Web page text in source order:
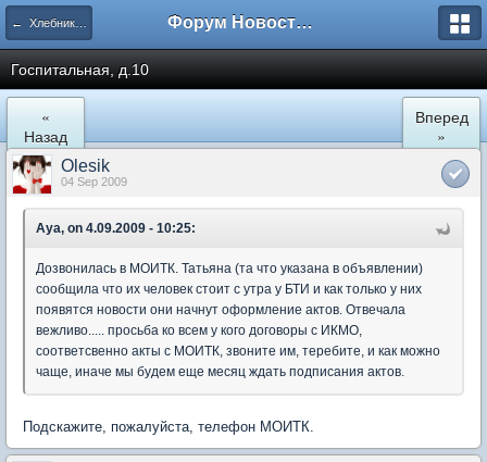
← Хлебниково Форум Новостройки
Госпитальная, д.10
«
Назад
Вперед
»
Olesik
04 Sep 2009
Aya, on 4.09.2009 - 10:25:
Дозвонилась в МОИТК. Татьяна (та что указана в объявлении)
сообщила что их человек стоит с утра у БТИ и как только у них
появятся новости они начнут оформление актов. Отвечала
вежливо..... просьба ко всем у кого договоры с ИКМО,
соответсвенно акты с МОИТК, звоните им, теребите, и как можно
чаще, иначе мы будем еще месяц ждать подписания актов.
Подскажите, пожалуйста, телефон МОИТК.